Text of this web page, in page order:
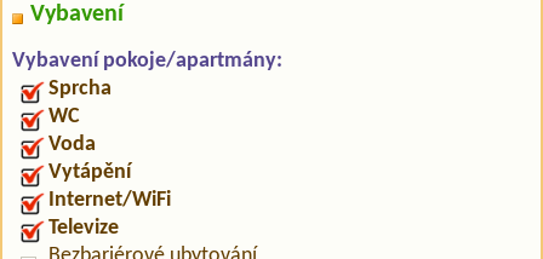
Vybavení
Vybavení pokoje/apartmány:
Sprcha
WC
Voda
Vytápění
Internet/WiFi
Televize